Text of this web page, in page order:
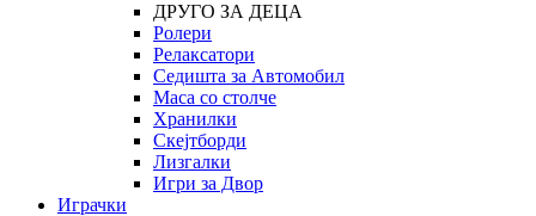
ДРУГО ЗА ДЕЦА
Ролери
Релаксатори
Седишта за Автомобил
Маса со столче
Хранилки
Скејтборди
Лизгалки
Игри за Двор
Играчки